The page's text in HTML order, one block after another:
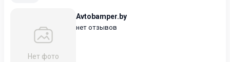
Нет фото
Avtobamper.by
нет отзывов